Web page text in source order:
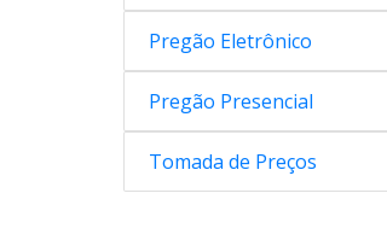
Pregão Eletrônico
Pregão Presencial
Tomada de Preços